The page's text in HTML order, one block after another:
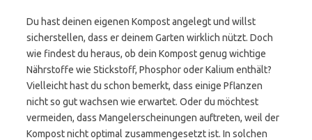
Du hast deinen eigenen Kompost angelegt und willst
sicherstellen, dass er deinem Garten wirklich nützt. Doch
wie findest du heraus, ob dein Kompost genug wichtige
Nährstoffe wie Stickstoff, Phosphor oder Kalium enthält?
Vielleicht hast du schon bemerkt, dass einige Pflanzen
nicht so gut wachsen wie erwartet. Oder du möchtest
vermeiden, dass Mangelerscheinungen auftreten, weil der
Kompost nicht optimal zusammengesetzt ist. In solchen